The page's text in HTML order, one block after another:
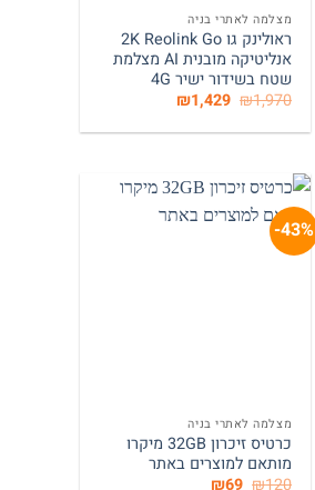
מצלמה לאתרי בניה
ראולינק גו 2K Reolink Go
אנליטיקה מובנית AI מצלמת
שטח בשידור ישיר 4G
₪1,970 המחיר
המקורי
היה:
₪1,429
הוא:
43%-
מצלמה לאתרי בניה
כרטיס זיכרון 32GB מיקרו
מותאם למוצרים באתר
₪120 המחיר
₪69